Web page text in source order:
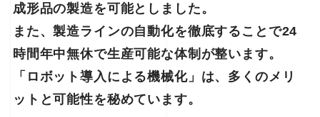
成形品の製造を可能としました。
また、製造ラインの自動化を徹底することで24
時間年中無休で生産可能な体制が整います。
「ロボット導入による機械化」は、多くのメリ
ットと可能性を秘めています。